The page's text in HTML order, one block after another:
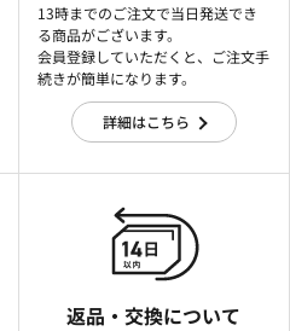
13時までのご注文で当日発送でき
る商品がございます。
会員登録していただくと、ご注文手
続きが簡単になります。
詳細はこちら
返品・交換について